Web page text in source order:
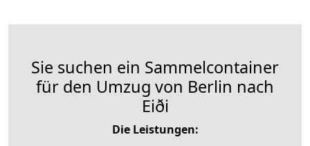
Sie suchen ein Sammelcontainer
für den Umzug von Berlin nach
Eiði
Die Leistungen: